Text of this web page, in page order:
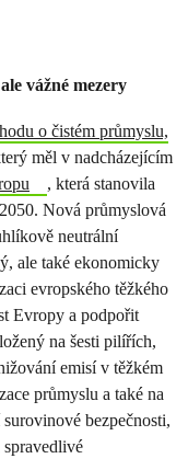
vážné mezery
o čistém průmyslu,
měl v nadcházejícím
, která stanovila
Nová průmyslová
neutrální
ale také ekonomicky
evropského těžkého
Evropy a podpořit
na šesti pilířích,
emisí v těžkém
průmyslu a také na
bezpečnosti,